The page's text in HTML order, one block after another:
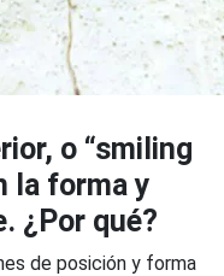
o “smiling
la forma y
¿Por qué?
de posición y forma